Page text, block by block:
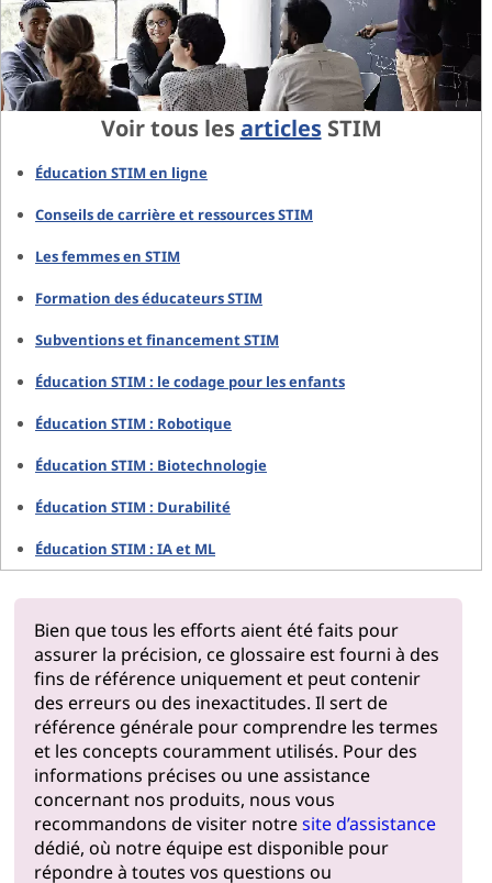
Voir tous lesarticlesSTIM
Éducation STIM en ligne
Conseils de carrière et ressources STIM
Les femmes en STIM
Formation des éducateurs STIM
Subventions et financement STIM
Éducation STIM : le codage pour les enfants
Éducation STIM : Robotique
Éducation STIM : Biotechnologie
Éducation STIM : Durabilité
Éducation STIM : IA et ML
Bien que tous les efforts aient été faits pour
assurer la précision, ce glossaire est fourni à des
fins de référence uniquement et peut contenir
des erreurs ou des inexactitudes. Il sert de
référence générale pour comprendre les termes
et les concepts couramment utilisés. Pour des
informations précises ou une assistance
concernant nos produits, nous vous
recommandons de visiter notresite d’assistance
dédié, où notre équipe est disponible pour
répondre à toutes vos questions ou